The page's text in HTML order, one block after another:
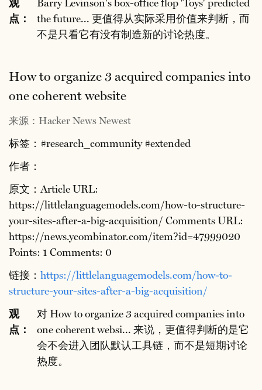
观
点：
Barry Levinson's box-office flop 'Toys' predicted
the future... 更值得从实际采用价值来判断，而
不是只看它有没有制造新的讨论热度。
How to organize 3 acquired companies into
one coherent website
来源：Hacker News Newest
标签：#research_community #extended
作者：
原文：Article URL:
https://littlelanguagemodels.com/how-to-structure-
your-sites-after-a-big-acquisition/ Comments URL:
https://news.ycombinator.com/item?id=47999020
Points: 1 Comments: 0
链接： https://littlelanguagemodels.com/how-to-
structure-your-sites-after-a-big-acquisition/
观
点：
对 How to organize 3 acquired companies into
one coherent websi... 来说，更值得判断的是它
会不会进入团队默认工具链，而不是短期讨论
热度。